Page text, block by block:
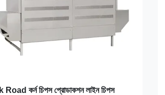
Road কর্ন চিপস প্রোডাকশন লাইন চিপস